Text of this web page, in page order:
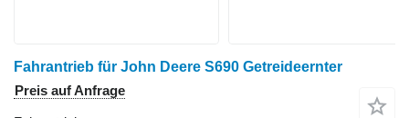
Fahrantrieb für John Deere S690 Getreideernter
Preis auf Anfrage